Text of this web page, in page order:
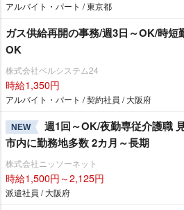
アルバイト・パート / 東京都
ガス供給再開の事務/週3日～OK/時
OK
株式会社ベルシステム24
時給1,350円
アルバイト・パート / 契約社員 / 大阪府
NEW
週1回～OK/夜勤専従介護職
市内に勤務地多数 2カ月～長期
株式会社ニッソーネット
時給1,500円～2,125円
派遣社員 / 大阪府